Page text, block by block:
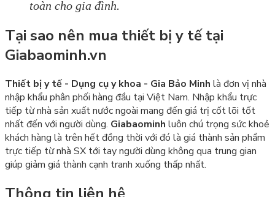
toàn cho gia đình.
Tại sao nên mua thiết bị y tế tại
Giabaominh.vn
Thiết bị y tế - Dụng cụ y khoa - Gia Bảo Minh là đơn vị nhà
nhập khẩu phân phối hàng đầu tại Việt Nam. Nhập khẩu trực
tiếp từ nhà sản xuất nước ngoài mang đến giá trị cốt lõi tốt
nhất đến với người dùng. Giabaominh luôn chú trọng sức khoẻ
khách hàng là trên hết đồng thời với đó là giá thành sản phẩm
trực tiếp từ nhà SX tới tay người dùng không qua trung gian
giúp giảm giá thành cạnh tranh xuống thấp nhất.